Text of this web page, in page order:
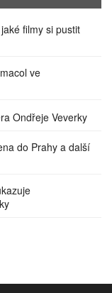
filmy si pustit
ve
Ondřeje Veverky
do Prahy a další